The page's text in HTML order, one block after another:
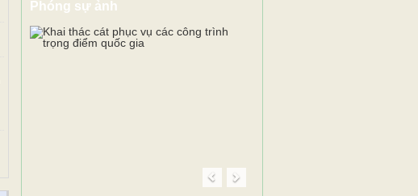
Phóng sự ảnh
Previous